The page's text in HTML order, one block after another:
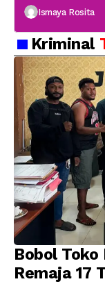
Ismaya Rosita
Kriminal
Bobol
Remaja 17